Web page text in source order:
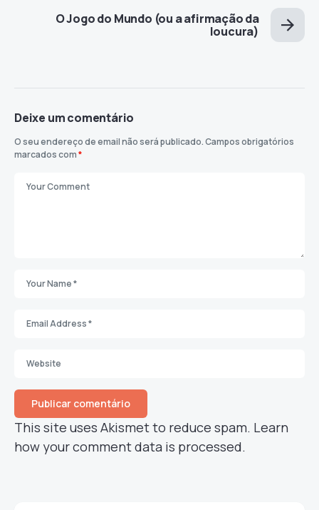
O Jogo do Mundo (ou a afirmação da
loucura)
Deixe um comentário
O seu endereço de email não será publicado.Campos obrigatórios
marcados com*
This site uses Akismet to reduce spam. Learn
how your comment data is processed.